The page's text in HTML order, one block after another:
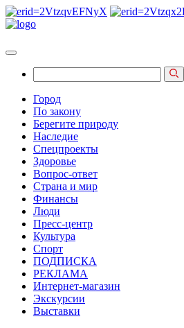
Город
По закону
Берегите природу
Наследие
Спецпроекты
Здоровье
Вопрос-ответ
Страна и мир
Финансы
Люди
Пресс-центр
Культура
Спорт
ПОДПИСКА
РЕКЛАМА
Интернет-магазин
Экскурсии
Выставки